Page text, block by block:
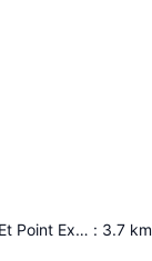
Point Extrême De La France Le Plus Au Nord Et Point Extrême De La Belgique Le Plus À L'ouest : 3.7 km